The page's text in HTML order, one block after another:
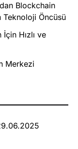
Blockchain
Teknoloji Öncüsü
Hızlı ve
Merkezi